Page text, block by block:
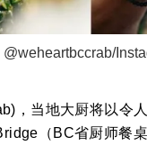
@weheartbccrab/
)，当地大厨将以令
（BC省厨师餐桌